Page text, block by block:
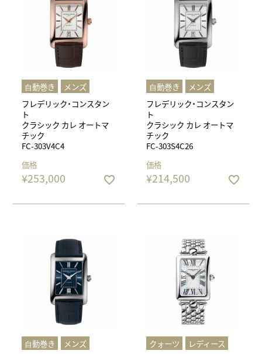
⾃動巻き
メンズ
フレデリック・コンスタン
ト
クラシック カレ オートマ
チック
FC-303V4C4
価格
¥253,000
⾃動巻き
メンズ
フレデリック・コンスタン
ト
クラシック カレ オートマ
チック
FC-303S4C26
価格
¥214,500
⾃動巻き
メンズ
クォーツ
レディース